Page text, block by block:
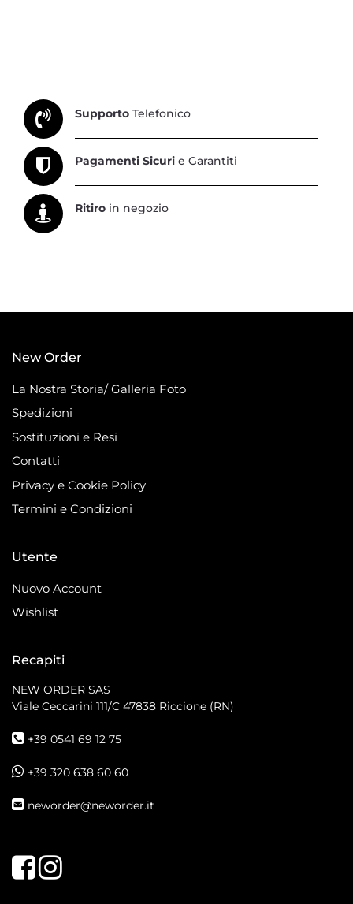
Supporto Telefonico
Pagamenti Sicuri e Garantiti
Ritiro in negozio
New Order
La Nostra Storia/ Galleria Foto
Spedizioni
Sostituzioni e Resi
Contatti
Privacy e Cookie Policy
Termini e Condizioni
Utente
Nuovo Account
Wishlist
Recapiti
NEW ORDER SAS
Viale Ceccarini 111/C 47838 Riccione (RN)
+39 0541 69 12 75
+39 320 638 60 60
neworder@neworder.it
FacebookInstagram